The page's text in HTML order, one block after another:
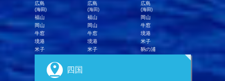
広島
(海田)
福山
岡山
牛窓
境港
米子
広島
(海田)
福山
岡山
牛窓
境港
米子
広島
(海田)
岡山
牛窓
境港
米子
鞆の浦
四国